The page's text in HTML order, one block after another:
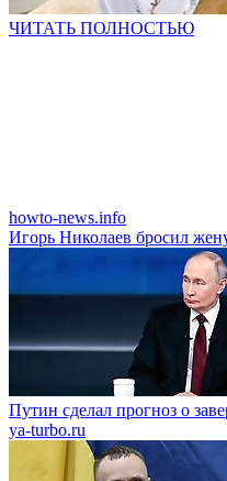
ЧИТАТЬ ПОЛНОСТЬЮ
howto-news.info
Игорь Николаев бросил
Путин сделал прогноз о
ya-turbo.ru